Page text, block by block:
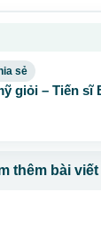
sẻ
giỏi – Tiến sĩ
thêm bài